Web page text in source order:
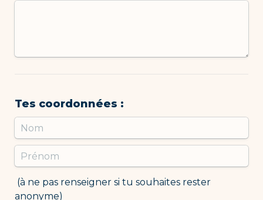
Tes coordonnées :
anonyme)